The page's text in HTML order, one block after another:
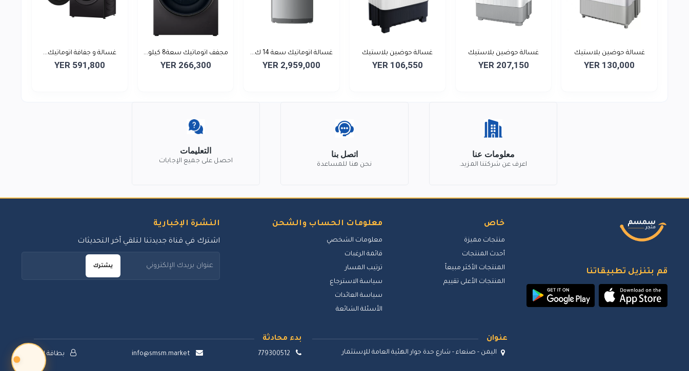
غسالة حوضين بلاستيك
سعه...
YER 130,000
غسالة حوضين بلاستيك
سعة...
YER 207,150
غسالة حوضين بلاستيك
سع...
YER 106,550
غسالة اتوماتيك سعة 14 ك...
YER 2,959,000
مجفف اتوماتيك سعة8 كيلو...
YER 266,300
غسالة و جفافة اتوماتيك...
YER 591,800
معلومات عنا
اعرف عن شركتنا المزيد.
اتصل بنا
نحن هنا للمساعدة
التعليمات
احصل على جميع الإجابات
قم بتنزيل تطبيقاتنا
خاص
منتجات مميزة
أحدث المنتجات
المنتجات الأكثر مبيعاً
المنتجات الأعلى تقييم
معلومات الحساب والشحن
معلومات الشخصي
قائمة الرغبات
ترتيب المسار
سياسة الاسترجاع
سياسة العائدات
الأسئلة الشائعة
النشرة الإخبارية
اشترك في قناة جديدتنا لتلقي آخر التحديثات
يشترك
بدء محادثة
779300512
info@smsm.market بطاقة الدعم
عنوان
اليمن - صنعاء - شارع حدة جوار الهئية العامة للإستثمار